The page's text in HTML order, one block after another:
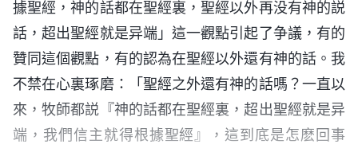
據聖經，神的話都在聖經裏，聖經以外再没有神的説
話，超出聖經就是异端」這一觀點引起了争議，有的
贊同這個觀點，有的認為在聖經以外還有神的話。我
不禁在心裏琢磨：「聖經之外還有神的話嗎？一直以
來，牧師都説『神的話都在聖經裏，超出聖經就是异
端，我們信主就得根據聖經』，這到底是怎麽回事